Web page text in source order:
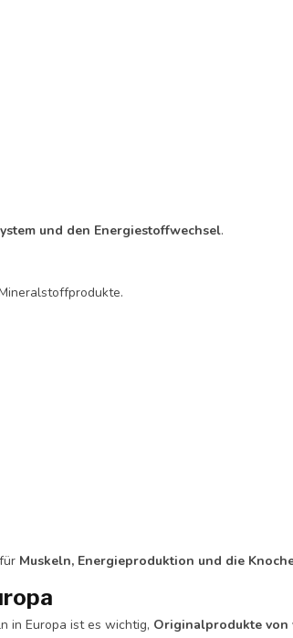
und den Energiestoffwechsel.
Muskeln, Energieproduktion und die
in Europa ist es wichtig, Originalprodukte von